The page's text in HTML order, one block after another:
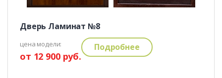
Дверь Ламинат №8
цена модели:
от 12 900 руб.
Подробнее